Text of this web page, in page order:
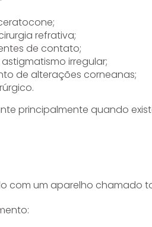
refrativa;
de contato;
irregular;
de alterações corneanas;
principalmente quando
com um aparelho chamado